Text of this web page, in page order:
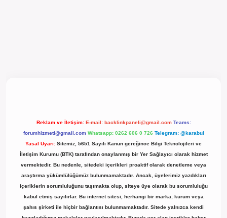
Reklam ve İletişim: E-mail: backlinkpaneli@gmail.com Teams:
forumhizmeti@gmail.com Whatsapp: 0262 606 0 726 Telegram: @karabul
Yasal Uyarı: Sitemiz, 5651 Sayılı Kanun gereğince Bilgi Teknolojileri ve
İletişim Kurumu (BTK) tarafından onaylanmış bir Yer Sağlayıcı olarak hizmet
vermektedir. Bu nedenle, sitedeki içerikleri proaktif olarak denetleme veya
araştırma yükümlülüğümüz bulunmamaktadır. Ancak, üyelerimiz yazdıkları
içeriklerin sorumluluğunu taşımakta olup, siteye üye olarak bu sorumluluğu
kabul etmiş sayılırlar. Bu internet sitesi, herhangi bir marka, kurum veya
şahıs şirketi ile hiçbir bağlantısı bulunmamaktadır. Sitede yalnızca kendi